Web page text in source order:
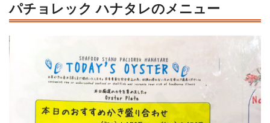
パチョレック ハナタレのメニュー